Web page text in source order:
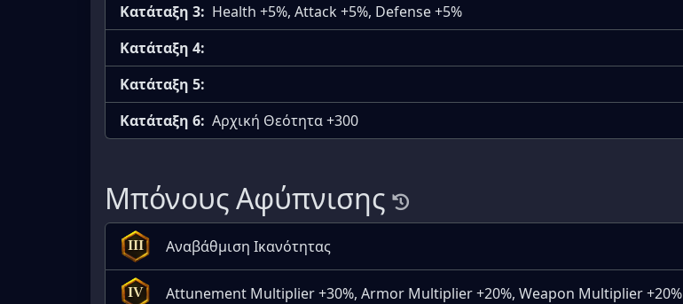
Κατάταξη 3: Health +5%, Attack +5%, Defense +5%
Κατάταξη 4:
Κατάταξη 5:
Κατάταξη 6: Αρχική Θεότητα +300
Μπόνους Αφύπνισης
III Αναβάθμιση Ικανότητας
IV Attunement Multiplier +30%, Armor Multiplier +20%, Weapon Multiplier +20%